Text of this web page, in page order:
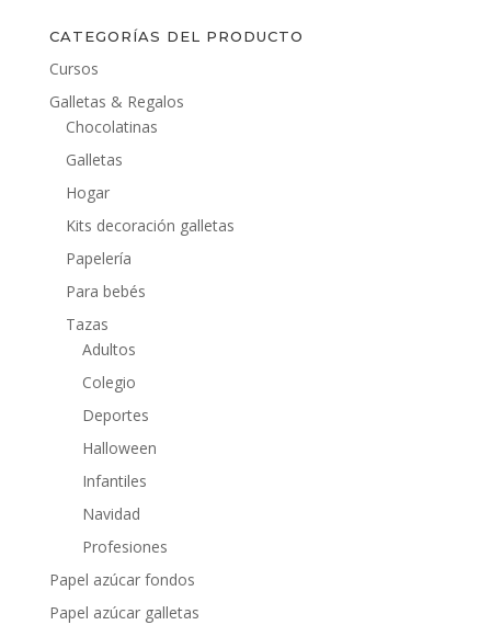
CATEGORÍAS DEL PRODUCTO
Cursos
Galletas & Regalos
Chocolatinas
Galletas
Hogar
Kits decoración galletas
Papelería
Para bebés
Tazas
Adultos
Colegio
Deportes
Halloween
Infantiles
Navidad
Profesiones
Papel azúcar fondos
Papel azúcar galletas